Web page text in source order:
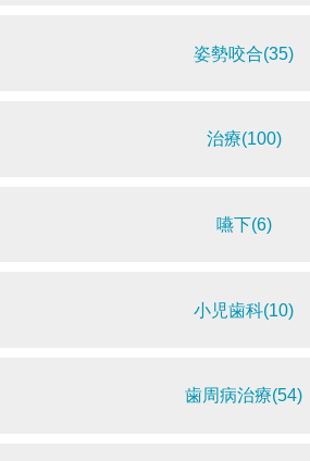
姿勢咬合(35)
治療(100)
嚥下(6)
小児歯科(10)
歯周病治療(54)